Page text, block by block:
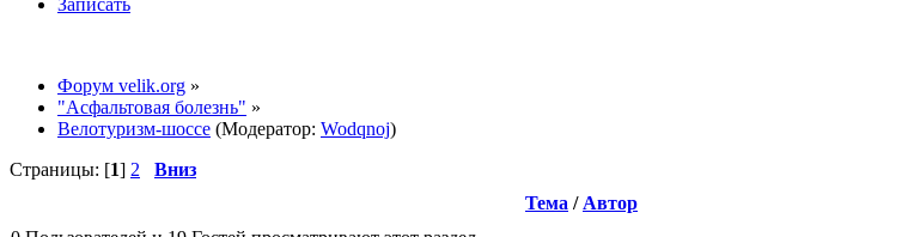
Форум velik.org »
"Асфальтовая болезнь" »
Велотуризм-шоссе (Модератор: Wodqnoj)
Страницы: [1] 2
Вниз
Тема / Автор